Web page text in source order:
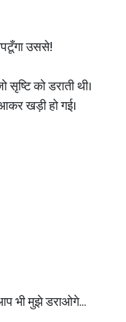
उससे!
को डराती थी।
खड़ी हो गई।
भी मुझे डराओगे…